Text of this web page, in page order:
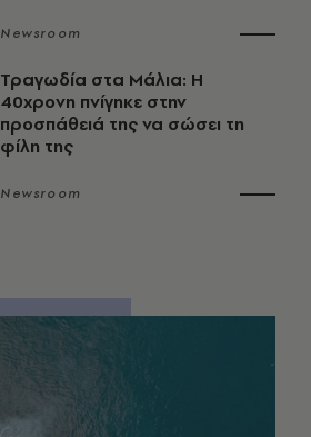
Newsroom
Τραγωδία στα Μάλια: Η
40χρονη πνίγηκε στην
προσπάθειά της να σώσει τη
φίλη της
Newsroom